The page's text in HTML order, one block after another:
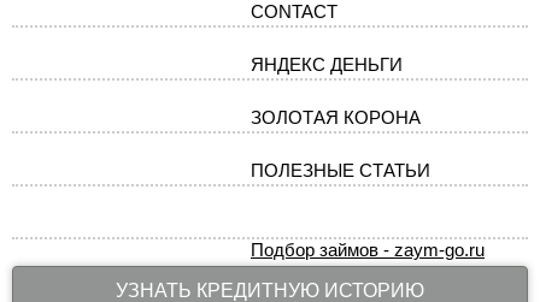
CONTACT
ЯНДЕКС ДЕНЬГИ
ЗОЛОТАЯ КОРОНА
ПОЛЕЗНЫЕ СТАТЬИ
Подбор займов - zaym-go.ru
УЗНАТЬ КРЕДИТНУЮ ИСТОРИЮ